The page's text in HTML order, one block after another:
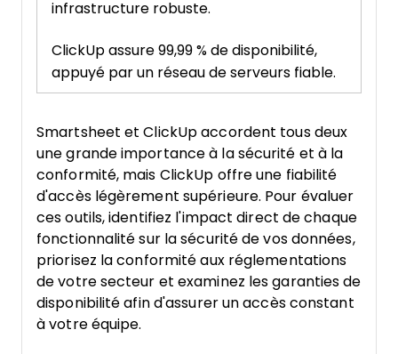
infrastructure robuste.
ClickUp assure 99,99 % de disponibilité,
appuyé par un réseau de serveurs fiable.
Smartsheet et ClickUp accordent tous deux
une grande importance à la sécurité et à la
conformité, mais ClickUp offre une fiabilité
d'accès légèrement supérieure. Pour évaluer
ces outils, identifiez l'impact direct de chaque
fonctionnalité sur la sécurité de vos données,
priorisez la conformité aux réglementations
de votre secteur et examinez les garanties de
disponibilité afin d'assurer un accès constant
à votre équipe.